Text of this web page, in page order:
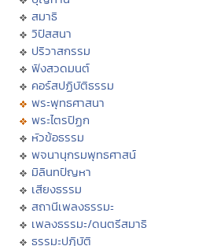
สมาธิ
วิปัสสนา
ปริวาสกรรม
ฟังสวดมนต์
คอร์สปฏิบัติธรรม
พระพุทธศาสนา
พระไตรปิฏก
หัวข้อธรรม
พจนานุกรมพุทธศาสน์
มิลินทปัญหา
เสียงธรรม
สถานีเพลงธรรมะ
เพลงธรรมะ/ดนตรีสมาธิ
ธรรมะปฏิบัติ